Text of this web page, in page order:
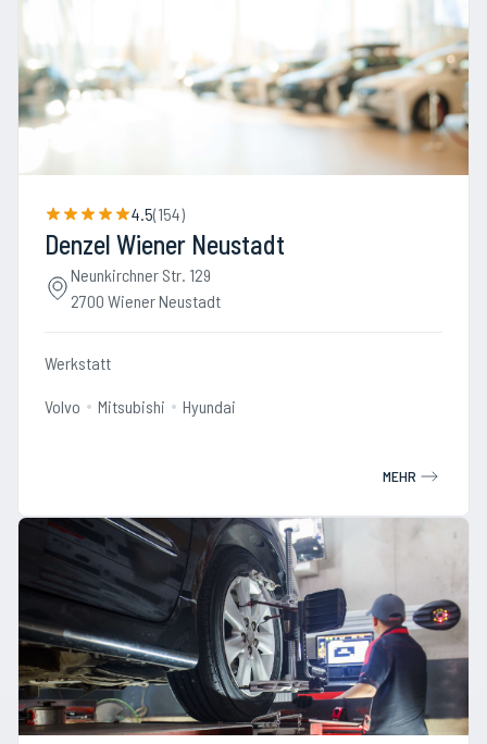
4.5(154)
Denzel Wiener Neustadt
Neunkirchner Str. 129
2700 Wiener Neustadt
Werkstatt
Volvo Mitsubishi Hyundai
MEHR